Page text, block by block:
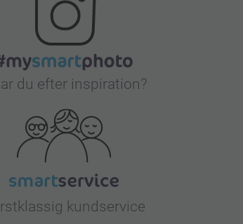
du efter inspiration?
kundservice